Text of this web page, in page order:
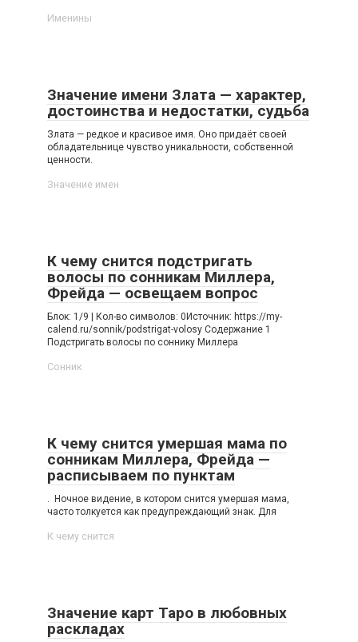
Именины
Значение имени Злата — характер,
достоинства и недостатки, судьба
Злата — редкое и красивое имя. Оно придаёт своей
обладательнице чувство уникальности, собственной
ценности.
Значение имен
К чему снится подстригать
волосы по сонникам Миллера,
Фрейда — освещаем вопрос
Блок: 1/9 | Кол-во символов: 0Источник: https://my-
calend.ru/sonnik/podstrigat-volosy Содержание 1
Подстригать волосы по cоннику Миллера
Сонник
К чему снится умершая мама по
сонникам Миллера, Фрейда —
расписываем по пунктам
. Ночное видение, в котором снится умершая мама,
часто толкуется как предупреждающий знак. Для
К чему снится
Значение карт Таро в любовных
раскладах